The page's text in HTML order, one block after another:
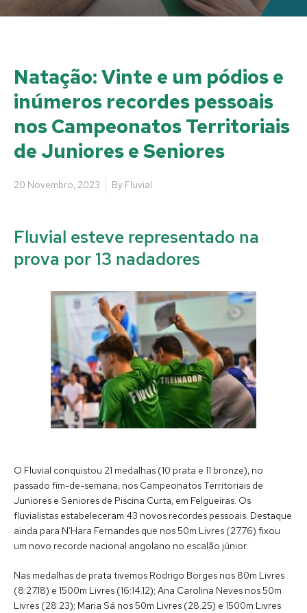
Natação: Vinte e um pódios e
inúmeros recordes pessoais
nos Campeonatos Territoriais
de Juniores e Seniores
20 Novembro, 2023 By Fluvial
Fluvial esteve representado na
prova por 13 nadadores
O Fluvial conquistou 21 medalhas (10 prata e 11 bronze), no
passado fim-de-semana, nos Campeonatos Territoriais de
Juniores e Seniores de Piscina Curta, em Felgueiras. Os
fluvialistas estabeleceram 43 novos recordes pessoais. Destaque
ainda para N’Hara Fernandes que nos 50m Livres (27.76) fixou
um novo recorde nacional angolano no escalão júnior.
Nas medalhas de prata tivemos Rodrigo Borges nos 80m Livres
(8:27.18) e 1500m Livres (16:14.12); Ana Carolina Neves nos 50m
Livres (28.23); Maria Sá nos 50m Livres (28.25) e 1500m Livres